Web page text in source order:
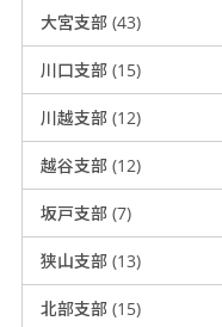
大宮支部 (43)
川口支部 (15)
川越支部 (12)
越谷支部 (12)
坂戸支部 (7)
狭山支部 (13)
北部支部 (15)